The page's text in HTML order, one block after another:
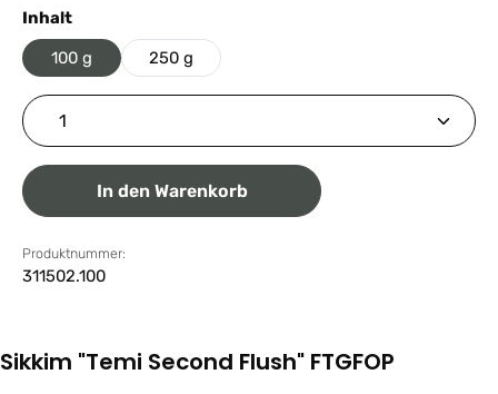
Inhaltauswählen
100 g 250 g
Produkt Anzahl: Gib den gewünschten Wert ein
In den Warenkorb
Produktnummer:
311502.100
Sikkim "Temi Second Flush" FTGFOP